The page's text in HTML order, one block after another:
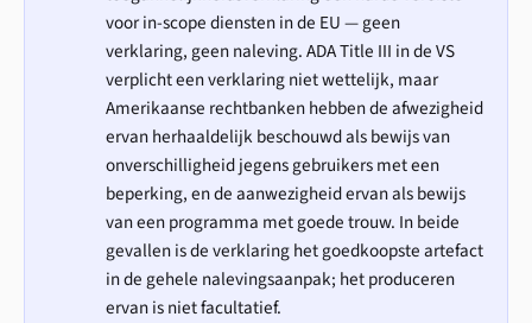
voor in-scope diensten in de EU — geen
verklaring, geen naleving. ADA Title III in de VS
verplicht een verklaring niet wettelijk, maar
Amerikaanse rechtbanken hebben de afwezigheid
ervan herhaaldelijk beschouwd als bewijs van
onverschilligheid jegens gebruikers met een
beperking, en de aanwezigheid ervan als bewijs
van een programma met goede trouw. In beide
gevallen is de verklaring het goedkoopste artefact
in de gehele nalevingsaanpak; het produceren
ervan is niet facultatief.